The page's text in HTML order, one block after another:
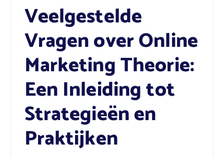
Veelgestelde
Vragen over Online
Marketing Theorie:
Een Inleiding tot
Strategieën en
Praktijken